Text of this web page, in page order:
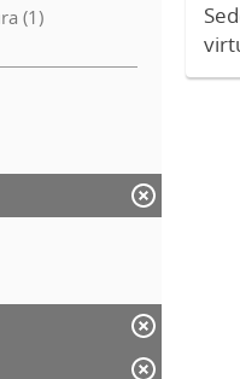
(1)